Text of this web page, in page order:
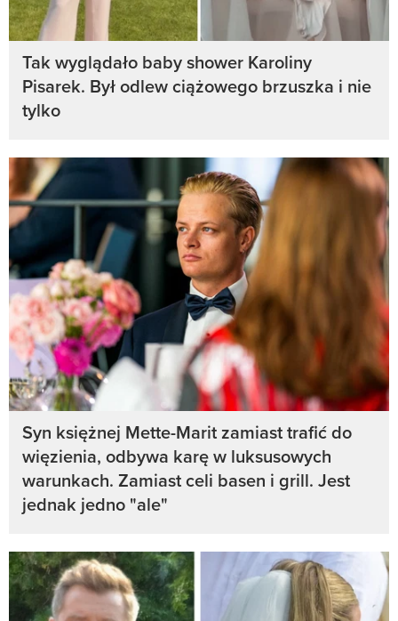
Tak wyglądało baby shower Karoliny
Pisarek. Był odlew ciążowego brzuszka i nie
tylko
Syn księżnej Mette-Marit zamiast trafić do
więzienia, odbywa karę w luksusowych
warunkach. Zamiast celi basen i grill. Jest
jednak jedno "ale"